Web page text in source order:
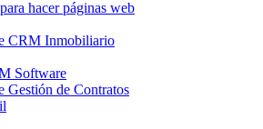
hacer páginas web
CRM Inmobiliario
Software
Gestión de Contratos